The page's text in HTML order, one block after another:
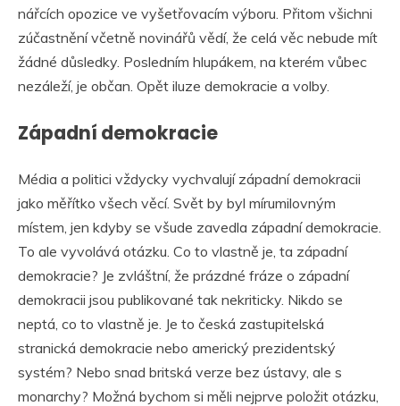
nářcích opozice ve vyšetřovacím výboru. Přitom všichni
zúčastnění včetně novinářů vědí, že celá věc nebude mít
žádné důsledky. Posledním hlupákem, na kterém vůbec
nezáleží, je občan. Opět iluze demokracie a volby.
Západní demokracie
Média a politici vždycky vychvalují západní demokracii
jako měřítko všech věcí. Svět by byl mírumilovným
místem, jen kdyby se všude zavedla západní demokracie.
To ale vyvolává otázku. Co to vlastně je, ta západní
demokracie? Je zvláštní, že prázdné fráze o západní
demokracii jsou publikované tak nekriticky. Nikdo se
neptá, co to vlastně je. Je to česká zastupitelská
stranická demokracie nebo americký prezidentský
systém? Nebo snad britská verze bez ústavy, ale s
monarchy? Možná bychom si měli nejprve položit otázku,